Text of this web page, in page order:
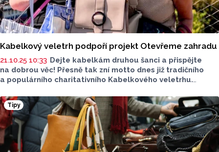
Kabelkový veletrh podpoří projekt Otevřeme zahradu
21.10.25 10:33 Dejte kabelkám druhou šanci a přispějte
na dobrou věc! Přesně tak zní motto dnes již tradičního
a populárního charitativního Kabelkového veletrhu.
na podporu projektu Otevřeme zahradu.
Tipy